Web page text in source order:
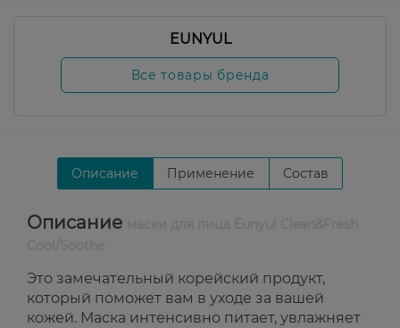
EUNYUL
Все товары бренда
Описание Применение Состав
Описание
Это замечательный корейский продукт,
который поможет вам в уходе за вашей
кожей. Маска интенсивно питает, увлажняет